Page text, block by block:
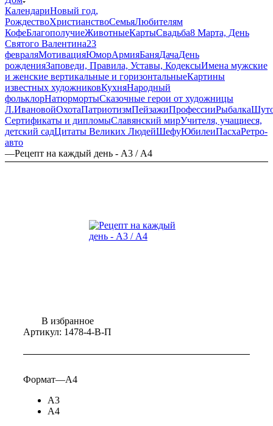
КалендариНовый год,
РождествоХристианствоСемьяЛюбителям
КофеБлагополучиеЖивотныеКартыСвадьба8 Марта, День
Святого Валентина23
февраляМотивацияЮморАрмияБаняДачаДень
рожденияЗаповеди, Правила, Уставы, КодексыИмена мужские
и женские вертикальные и горизонтальныеКартины
известных художниковКухняНародный
фольклорНатюрмортыСказочные герои от художницы
Л.ИвановойОхотаПатриотизмПейзажиПрофессииРыбалка
Сертификаты и дипломыСлавянский мирУчителя, учащиеся,
детский садЦитаты Великих ЛюдейШефуЮбилеиПасхаРетро-
авто
—Рецепт на каждый день - А3 / А4
В избранное
Артикул: 1478-4-В-П
Формат—А4
А3
А4